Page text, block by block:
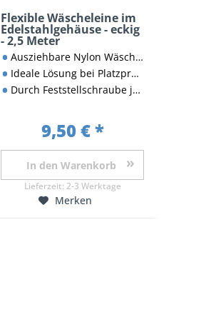
Flexible Wäscheleine im
Edelstahlgehäuse - eckig
- 2,5 Meter
Ausziehbare Nylon Wäscheleine
Ideale Lösung bei Platzproblemen
Durch Feststellschraube jede Länge bis 2,5 m nutzbar
9,50 € *
In den Warenkorb
Lieferzeit: 2-3 Werktage
Merken